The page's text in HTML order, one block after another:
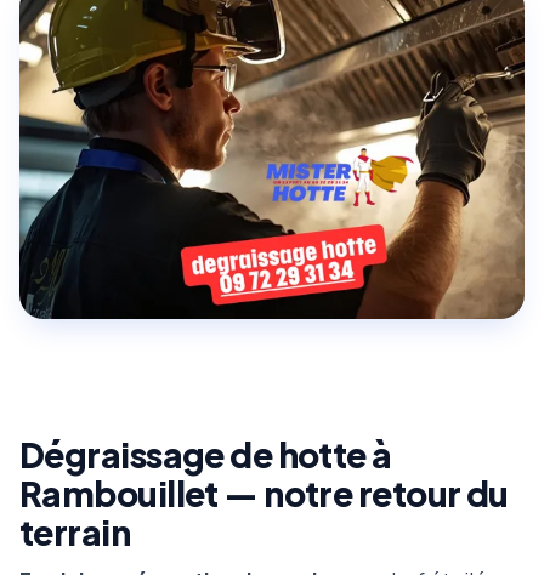
Dégraissage de hotte à
Rambouillet — notre retour du
terrain